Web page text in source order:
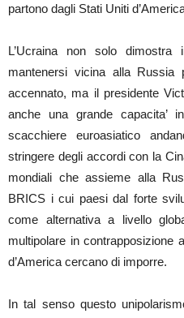
partono dagli Stati Uniti
L’Ucraina non solo
mantenersi vicina alla
accennato, ma il presidente
anche una grande capacita’
scacchiere euroasiatico
stringere degli accordi con la
mondiali che assieme alla
BRICS i cui paesi dal forte
come alternativa a livello
multipolare in contrapposizione
d’America cercano di imporre.
In tal senso questo